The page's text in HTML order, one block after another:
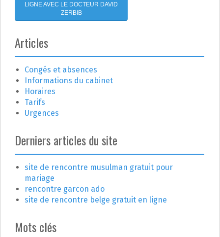
t
i
c
l
e
LIGNE AVEC LE DOCTEUR DAVID
ZERBIB
Articles
Congés et absences
Informations du cabinet
Horaires
Tarifs
Urgences
Derniers articles du site
site de rencontre musulman gratuit pour
mariage
rencontre garcon ado
site de rencontre belge gratuit en ligne
Mots clés